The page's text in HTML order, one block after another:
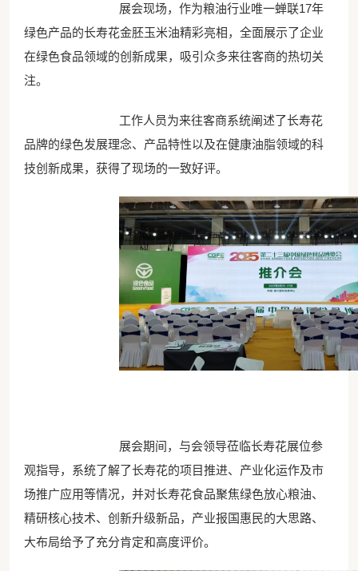
展会现场，作为粮油行业唯一蝉联17年
绿色产品的长寿花金胚玉米油精彩亮相，全面展示了企业
在绿色食品领域的创新成果，吸引众多来往客商的热切关
注。
工作人员为来往客商系统阐述了长寿花
品牌的绿色发展理念、产品特性以及在健康油脂领域的科
技创新成果，获得了现场的一致好评。
展会期间，与会领导莅临长寿花展位参
观指导，系统了解了长寿花的项目推进、产业化运作及市
场推广应用等情况，并对长寿花食品聚焦绿色放心粮油、
精研核心技术、创新升级新品，产业报国惠民的大思路、
大布局给予了充分肯定和高度评价。